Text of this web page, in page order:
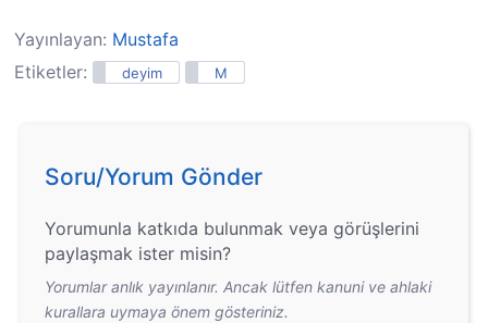
Yayınlayan: Mustafa
Etiketler:
deyim M
Soru/Yorum Gönder
Yorumunla katkıda bulunmak veya görüşlerini
paylaşmak ister misin?
Yorumlar anlık yayınlanır. Ancak lütfen kanuni ve ahlaki
kurallara uymaya önem gösteriniz.